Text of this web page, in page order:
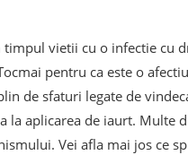
vietii cu o infectie cu
pentru ca este o
de sfaturi legate de
la aplicarea de iaurt. Multe
Vei afla mai jos ce